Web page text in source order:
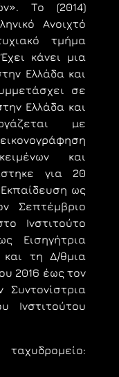
Το (2014)
Ανοιχτό
τμήμα
κάνει μια
Ελλάδα και
σε
Ελλάδα και
µε
και
για 20
ως
Σεπτέμβριο
Ινστιτούτο
Εισηγήτρια
και τη Δ/θμια
2016 έως τον
Ινστιτούτου